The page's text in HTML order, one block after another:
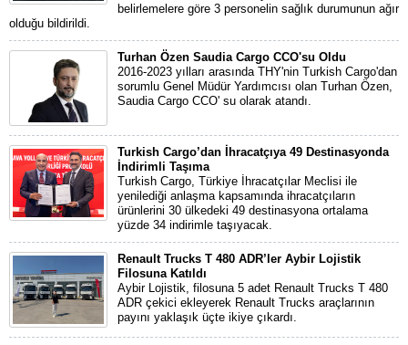
belirlemelere göre 3 personelin sağlık durumunun ağır
olduğu bildirildi.
Turhan Özen Saudia Cargo CCO'su Oldu
2016-2023 yılları arasında THY'nin Turkish Cargo'dan
sorumlu Genel Müdür Yardımcısı olan Turhan Özen,
Saudia Cargo CCO' su olarak atandı.
Turkish Cargo’dan İhracatçıya 49 Destinasyonda
İndirimli Taşıma
Turkish Cargo, Türkiye İhracatçılar Meclisi ile
yenilediği anlaşma kapsamında ihracatçıların
ürünlerini 30 ülkedeki 49 destinasyona ortalama
yüzde 34 indirimle taşıyacak.
Renault Trucks T 480 ADR’ler Aybir Lojistik
Filosuna Katıldı
Aybir Lojistik, filosuna 5 adet Renault Trucks T 480
ADR çekici ekleyerek Renault Trucks araçlarının
payını yaklaşık üçte ikiye çıkardı.